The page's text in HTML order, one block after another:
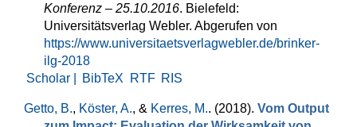
Konferenz – 25.10.2016. Bielefeld:
Universitätsverlag Webler. Abgerufen von
https://www.universitaetsverlagwebler.de/brinker-
ilg-2018
Scholar |
BibTeX RTF RIS
Getto, B., Köster, A., & Kerres, M.. (2018). Vom Output